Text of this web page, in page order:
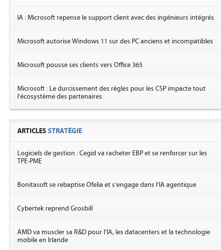
IA : Microsoft repense le support client avec des ingénieurs intégrés
Microsoft autorise Windows 11 sur des PC anciens et incompatibles
Microsoft pousse ses clients vers Office 365
Microsoft : Le durcissement des règles pour les CSP impacte tout
l'écosystème des partenaires
ARTICLES STRATÉGIE
Logiciels de gestion : Cegid va racheter EBP et se renforcer sur les
TPE-PME
Bonitasoft se rebaptise Ofelia et s'engage dans l'IA agentique
Cybertek reprend Grosbill
AMD va muscler sa R&D pour l'IA, les datacenters et la technologie
mobile en Irlande